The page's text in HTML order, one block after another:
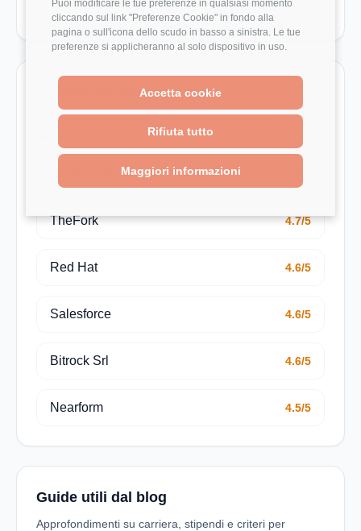
Puoi modificare le tue preferenze in qualsiasi momento
cliccando sul link "Preferenze Cookie" in fondo alla
pagina o sull'icona dello scudo in basso a sinistra. Le tue
preferenze si applicheranno al solo dispositivo in uso.
Accetta cookie
Rifiuta tutto
Maggiori informazioni
Aziende da confrontare
Pagine azienda utili per estendere il confronto su
stipendio, rating e recensioni.
Bending Spoons
TheFork 4.7/5
Red Hat 4.6/5
Salesforce 4.6/5
Bitrock Srl 4.6/5
Nearform 4.5/5
Guide utili dal blog
Approfondimenti su carriera, stipendi e criteri per